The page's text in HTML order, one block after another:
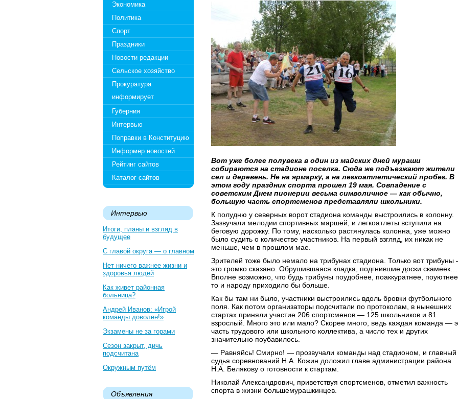
Экономика
Политика
Спорт
Праздники
Новости редакции
Сельское хозяйство
Прокуратура
информирует
Губерния
Интервью
Поправки в Конституцию
Информер новостей
Рейтинг сайтов
Каталог сайтов
Интервью
Итоги, планы и взгляд в
будущее
С главой округа — о главном
Нет ничего важнее жизни и
здоровья людей
Как живет районная
больница?
Андрей Иванов: «Игрой
команды доволен!»
Экзамены не за горами
Сезон закрыт, дичь
подсчитана
Окружным путём
Объявления
Вот уже более полувека в один из майских дней мураши
собираются на стадионе поселка. Сюда же подъезжают жители
сел и деревень. Не на ярмарку, а на легкоатлетический пробег. В
этом году праздник спорта прошел 19 мая. Совпадение с
советским Днем пионерии весьма символичное — как обычно,
большую часть спортсменов представляли школьники.
К полудню у северных ворот стадиона команды выстроились в колонну.
Зазвучали мелодии спортивных маршей, и легкоатлеты вступили на
беговую дорожку. По тому, насколько растянулась колонна, уже можно
было судить о количестве участников. На первый взгляд, их никак не
меньше, чем в прошлом мае.
Зрителей тоже было немало на трибунах стадиона. Только вот трибуны
это громко сказано. Обрушившаяся кладка, подгнившие доски скамеек…
Вполне возможно, что будь трибуны поудобнее, поаккуратнее,
то и народу приходило бы больше.
Как бы там ни было, участники выстроились вдоль бровки футбольного
поля. Как потом организаторы подсчитали по протоколам, в нынешних
стартах приняли участие 206 спортсменов — 125 школьников и 81
взрослый. Много это или мало? Скорее много, ведь каждая команда —
часть трудового или школьного коллектива, а число тех и других
значительно поубавилось.
— Равняйсь! Смирно! — прозвучали команды над стадионом, и главный
судья соревнований Н.А. Кожин доложил главе администрации района
Н.А. Белякову о готовности к стартам.
Николай Александрович, приветствуя спортсменов, отметил важность
спорта в жизни большемурашкинцев.